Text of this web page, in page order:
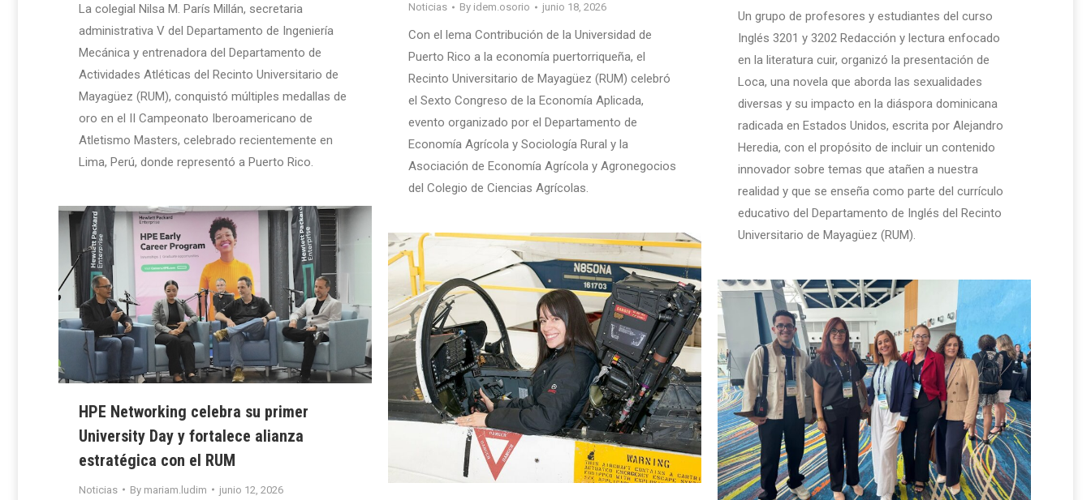
La colegial Nilsa M. París Millán, secretaria
administrativa V del Departamento de Ingeniería
Mecánica y entrenadora del Departamento de
Actividades Atléticas del Recinto Universitario de
Mayagüez (RUM), conquistó múltiples medallas de
oro en el II Campeonato Iberoamericano de
Atletismo Masters, celebrado recientemente en
Lima, Perú, donde representó a Puerto Rico.
Noticias By idem.osorio junio 18, 2026
Con el lema Contribución de la Universidad de
Puerto Rico a la economía puertorriqueña, el
Recinto Universitario de Mayagüez (RUM) celebró
el Sexto Congreso de la Economía Aplicada,
evento organizado por el Departamento de
Economía Agrícola y Sociología Rural y la
Asociación de Economía Agrícola y Agronegocios
del Colegio de Ciencias Agrícolas.
Un grupo de profesores y estudiantes del curso
Inglés 3201 y 3202 Redacción y lectura enfocado
en la literatura cuir, organizó la presentación de
Loca, una novela que aborda las sexualidades
diversas y su impacto en la diáspora dominicana
radicada en Estados Unidos, escrita por Alejandro
Heredia, con el propósito de incluir un contenido
innovador sobre temas que atañen a nuestra
realidad y que se enseña como parte del currículo
educativo del Departamento de Inglés del Recinto
Universitario de Mayagüez (RUM).
HPE Networking celebra su primer
University Day y fortalece alianza
estratégica con el RUM
Noticias By mariam.ludim junio 12, 2026